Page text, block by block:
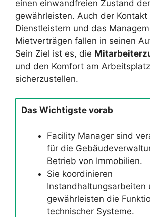
einen einwandfreien Zustand
gewährleisten. Auch der Kontakt
Dienstleistern und das
Mietverträgen fallen in seinen
Sein Ziel ist es, die
und den Komfort am Arbeitsplatz
sicherzustellen.
Das Wichtigste vorab
Facility Manager sind
für die
Betrieb von Immobilien.
Sie koordinieren
Instandhaltungsarbeiten
gewährleisten die
technischer Systeme.